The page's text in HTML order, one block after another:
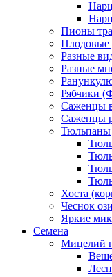
Пионы
Плодовые
Разные
Разные
Рябчики
Саженцы
Саженцы
Тюльпаны
Хоста
Чеснок
Яркие
Семена
Мицелий